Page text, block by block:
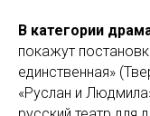
В категории
покажут
единственная»
«Руслан и